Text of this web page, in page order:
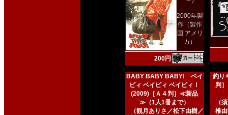
2000年製
作（製作
国 アメリ
カ）
200円
BABY BABY BABY! ベイ
ビィ ベイビィ ベイビィ！
(2009)［Ａ４判］≪新品
≫（1人1冊まで）
（観月ありさ／松下由樹／
釣り
判
（
椎